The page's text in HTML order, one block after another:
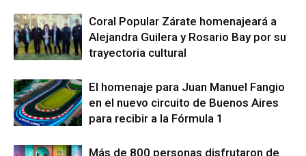
Coral Popular Zárate homenajeará a
Alejandra Guilera y Rosario Bay por su
trayectoria cultural
El homenaje para Juan Manuel Fangio
en el nuevo circuito de Buenos Aires
para recibir a la Fórmula 1
Más de 800 personas disfrutaron de